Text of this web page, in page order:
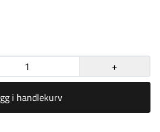
+
i handlekurv